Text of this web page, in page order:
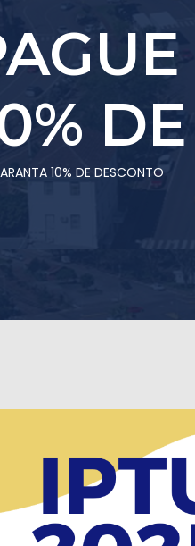
10% DE DESCONTO